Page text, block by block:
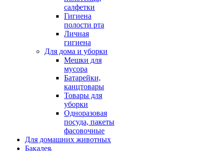
салфетки
Гигиена
полости рта
Личная
гигиена
Для дома и уборки
Мешки для
мусора
Батарейки,
канцтовары
Товары для
уборки
Одноразовая
посуда, пакеты
фасовочные
Для домашних животных
Бакалея